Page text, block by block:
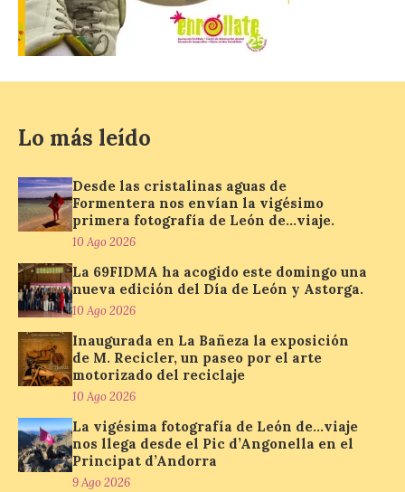
CIUDEN acoge un nuevo
gran proyecto expositivo
que conecta la obra de
patrimonio industrial
albergará hasta el 10 de
enero de 2027 la muestra
‘Eduardo Chillida. Pensar
con las manos’, formada
por 125 piezas de una de las figuras
esenciales del arte contemporáneo.
Hierro, vacío y memoria industrial
marcan esta exposición […]
Protección Civil activa la
fase de Preemergencia en
Situación Operativa 1 del
Plan Estatal General de
Emergencias ante los
riesgos potenciales
asociados al eclipse
Lo más leído
Desde las cristalinas aguas de
Formentera nos envían la vigésimo
primera fotografía de León de…viaje.
10 Ago 2026
La 69FIDMA ha acogido este domingo una
nueva edición del Día de León y Astorga.
10 Ago 2026
Inaugurada en La Bañeza la exposición
de M. Recicler, un paseo por el arte
motorizado del reciclaje
10 Ago 2026
La vigésima fotografía de León de…viaje
nos llega desde el Pic d’Angonella en el
Principat d’Andorra
9 Ago 2026